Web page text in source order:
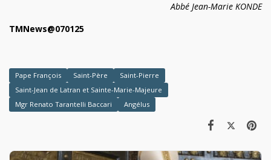
Abbé Jean-Marie KONDE
TMNews@070125
Pape François Saint-Père
Saint-Pierre
Saint-Jean de Latran et Sainte-Marie-Majeure
Mgr Renato Tarantelli Baccari
Angélus